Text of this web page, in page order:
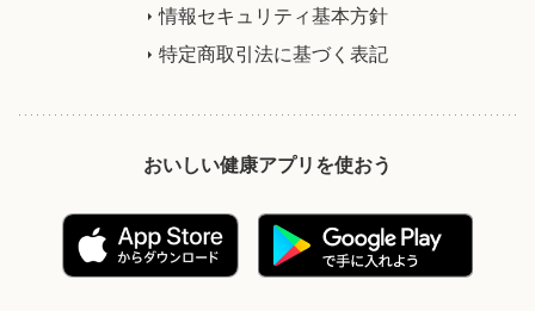
情報セキュリティ基本方針
特定商取引法に基づく表記
おいしい健康アプリを使おう